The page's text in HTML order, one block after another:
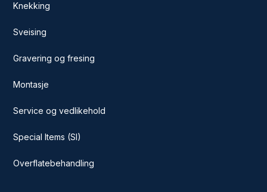
Knekking
Sveising
Gravering og fresing
Montasje
Service og vedlikehold
Special Items (SI)
Overflatebehandling